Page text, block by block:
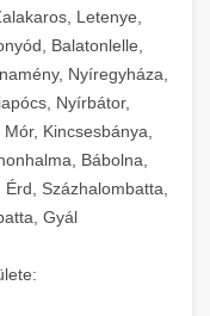
Letenye,
Balatonlelle,
Nyíregyháza,
Nyírbátor,
Kincsesbánya,
Bábolna,
Százhalombatta,
Gyál